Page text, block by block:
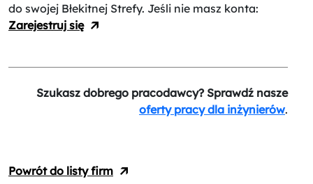
do swojej Błekitnej Strefy. Jeśli nie masz konta:
Zarejestruj się
Szukasz dobrego pracodawcy? Sprawdź nasze
oferty pracy dla inżynierów.
Powrót do listy firm